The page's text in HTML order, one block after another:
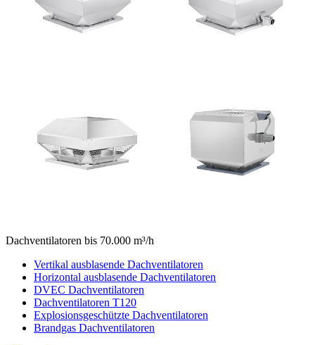
Dachventilatoren bis 70.000 m³/h
Vertikal ausblasende Dachventilatoren
Horizontal ausblasende Dachventilatoren
DVEC Dachventilatoren
Dachventilatoren T120
Explosionsgeschützte Dachventilatoren
Brandgas Dachventilatoren